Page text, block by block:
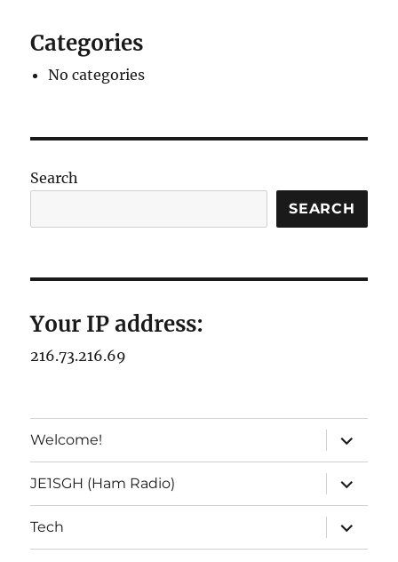
Categories
No categories
Search
SEARCH
Your IP address:
216.73.216.69
Welcome!
expand
child
menu
JE1SGH (Ham Radio)
expand
child
menu
Tech
expand
child
menu